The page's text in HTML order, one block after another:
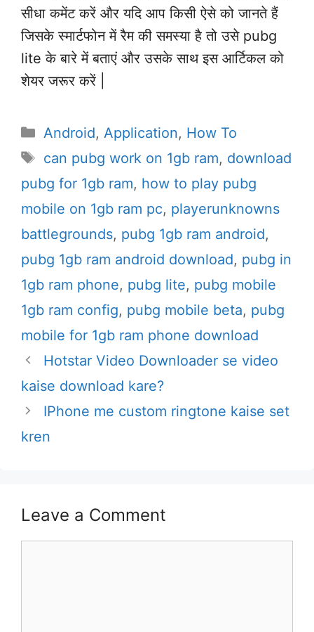
सीधा कमेंट करें और यदि आप किसी ऐसे को जानते हैं
जिसके स्मार्टफोन में रैम की समस्या है तो उसे pubg
lite के बारे में बताएं और उसके साथ इस आर्टिकल को
शेयर जरूर करें |
Categories
Android, Application, How To
Tags
can pubg work on 1gb ram, download
pubg for 1gb ram, how to play pubg
mobile on 1gb ram pc, playerunknowns
battlegrounds, pubg 1gb ram android,
pubg 1gb ram android download, pubg in
1gb ram phone, pubg lite, pubg mobile
1gb ram config, pubg mobile beta, pubg
mobile for 1gb ram phone download
Hotstar Video Downloader se video
kaise download kare?
IPhone me custom ringtone kaise set
kren
Leave a Comment